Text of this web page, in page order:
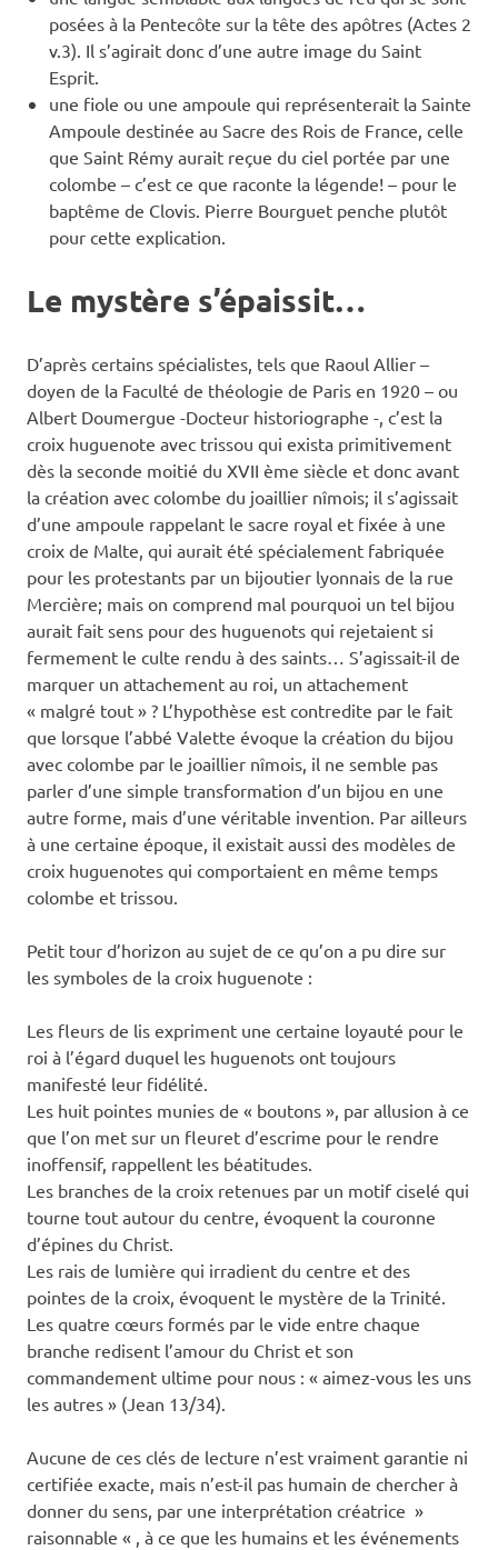
posées à la Pentecôte sur la tête des apôtres (Actes 2
v.3). Il s’agirait donc d’une autre image du Saint
Esprit.
une fiole ou une ampoule qui représenterait la Sainte
Ampoule destinée au Sacre des Rois de France, celle
que Saint Rémy aurait reçue du ciel portée par une
colombe – c’est ce que raconte la légende! – pour le
baptême de Clovis. Pierre Bourguet penche plutôt
pour cette explication.
Le mystère s’épaissit…
D’après certains spécialistes, tels que Raoul Allier –
doyen de la Faculté de théologie de Paris en 1920 – ou
Albert Doumergue -Docteur historiographe -, c’est la
croix huguenote avec trissou qui exista primitivement
dès la seconde moitié du XVII ème siècle et donc avant
la création avec colombe du joaillier nîmois; il s’agissait
d’une ampoule rappelant le sacre royal et fixée à une
croix de Malte, qui aurait été spécialement fabriquée
pour les protestants par un bijoutier lyonnais de la rue
Mercière; mais on comprend mal pourquoi un tel bijou
aurait fait sens pour des huguenots qui rejetaient si
fermement le culte rendu à des saints… S’agissait-il de
marquer un attachement au roi, un attachement
« malgré tout » ? L’hypothèse est contredite par le fait
que lorsque l’abbé Valette évoque la création du bijou
avec colombe par le joaillier nîmois, il ne semble pas
parler d’une simple transformation d’un bijou en une
autre forme, mais d’une véritable invention. Par ailleurs
à une certaine époque, il existait aussi des modèles de
croix huguenotes qui comportaient en même temps
colombe et trissou.
Petit tour d’horizon au sujet de ce qu’on a pu dire sur
les symboles de la croix huguenote :
Les fleurs de lis expriment une certaine loyauté pour le
roi à l’égard duquel les huguenots ont toujours
manifesté leur fidélité.
Les huit pointes munies de « boutons », par allusion à ce
que l’on met sur un fleuret d’escrime pour le rendre
inoffensif, rappellent les béatitudes.
Les branches de la croix retenues par un motif ciselé qui
tourne tout autour du centre, évoquent la couronne
d’épines du Christ.
Les rais de lumière qui irradient du centre et des
pointes de la croix, évoquent le mystère de la Trinité.
Les quatre cœurs formés par le vide entre chaque
branche redisent l’amour du Christ et son
commandement ultime pour nous : « aimez-vous les uns
les autres » (Jean 13/34).
Aucune de ces clés de lecture n’est vraiment garantie ni
certifiée exacte, mais n’est-il pas humain de chercher à
donner du sens, par une interprétation créatrice »
raisonnable « , à ce que les humains et les événements